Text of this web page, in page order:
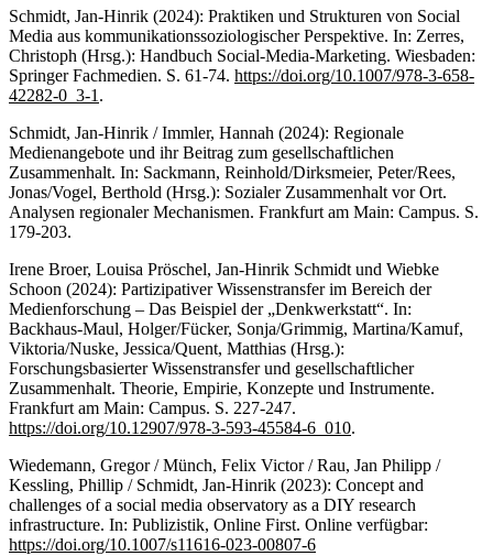
Schmidt, Jan-Hinrik (2024): Praktiken und Strukturen von Social
Media aus kommunikationssoziologischer Perspektive. In: Zerres,
Christoph (Hrsg.): Handbuch Social-Media-Marketing. Wiesbaden:
Springer Fachmedien. S. 61-74. https://doi.org/10.1007/978-3-658-
42282-0_3-1 .
Schmidt, Jan-Hinrik / Immler, Hannah (2024): Regionale
Medienangebote und ihr Beitrag zum gesellschaftlichen
Zusammenhalt. In: Sackmann, Reinhold/Dirksmeier, Peter/Rees,
Jonas/Vogel, Berthold (Hrsg.): Sozialer Zusammenhalt vor Ort.
Analysen regionaler Mechanismen. Frankfurt am Main: Campus. S.
179-203.
Irene Broer, Louisa Pröschel, Jan-Hinrik Schmidt und Wiebke
Schoon (2024): Partizipativer Wissenstransfer im Bereich der
Medienforschung – Das Beispiel der „Denkwerkstatt“. In:
Backhaus-Maul, Holger/Fücker, Sonja/Grimmig, Martina/Kamuf,
Viktoria/Nuske, Jessica/Quent, Matthias (Hrsg.):
Forschungsbasierter Wissenstransfer und gesellschaftlicher
Zusammenhalt. Theorie, Empirie, Konzepte und Instrumente.
Frankfurt am Main: Campus. S. 227-247.
https://doi.org/10.12907/978-3-593-45584-6_010.
Wiedemann, Gregor / Münch, Felix Victor / Rau, Jan Philipp /
Kessling, Phillip / Schmidt, Jan-Hinrik (2023): Concept and
challenges of a social media observatory as a DIY research
infrastructure. In: Publizistik, Online First. Online verfügbar:
https://doi.org/10.1007/s11616-023-00807-6